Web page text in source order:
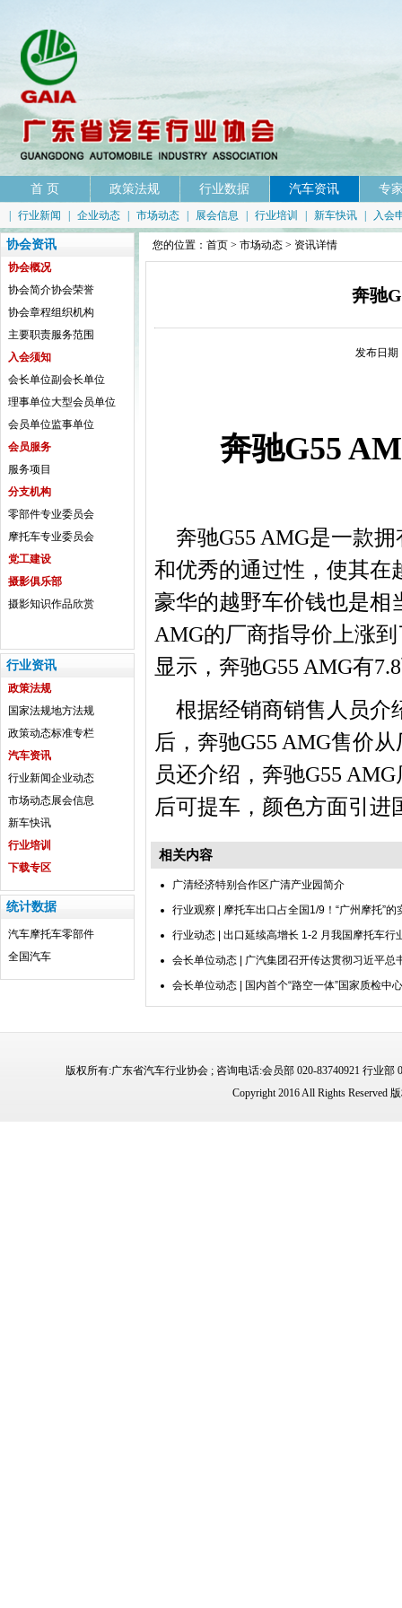
首 页 政策法规 行业数据 汽车资讯 专
行业新闻 企业动态 市场动态 展会信息 行业培训 新车快讯 入会
协会资讯
协会概况
协会简介协会荣誉
协会章程组织机构
主要职责服务范围
入会须知
会长单位副会长单位
理事单位大型会员单位
会员单位监事单位
会员服务
服务项目
分支机构
零部件专业委员会
摩托车专业委员会
党工建设
摄影俱乐部
摄影知识作品欣赏
行业资讯
政策法规
国家法规地方法规
政策动态标准专栏
汽车资讯
行业新闻企业动态
市场动态展会信息
新车快讯
行业培训
下载专区
统计数据
汽车摩托车零部件
全国汽车
您的位置： 首页 > 市场动态 > 资讯详情
奔驰
发布日期
奔驰G55
奔驰G55 AMG是一款
和优秀的通过性，使其在
豪华的越野车价钱也是相
AMG的厂商指导价上涨
显示，奔驰G55 AMG有
根据经销商销售人员介
后，奔驰G55 AMG售价
员还介绍，奔驰G55
后可提车，颜色方面引
相关内容
广清经济特别合作区广清产业园简介
行业观察 | 摩托车出口占全国1/9！“广州摩托”的
行业动态 | 出口延续高增长 1-2 月我国摩托车行
会长单位动态 | 广汽集团召开传达贯彻习近平
会长单位动态 | 国内首个“路空一体”国家质检中
版权所有:广东省汽车行业协会 ; 咨询电话:会员部 020-83740921 行业部
Copyright 2016 All Rights